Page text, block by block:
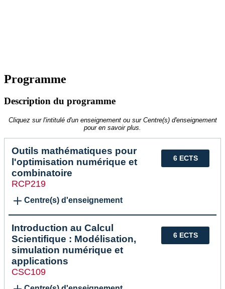
Programme
Description du programme
Cliquez sur l'intitulé d'un enseignement ou sur Centre(s) d'enseignement
pour en savoir plus.
6 ECTS
Outils mathématiques pour
l'optimisation numérique et
combinatoire
RCP219
Centre(s) d'enseignement
6 ECTS
Introduction au Calcul
Scientifique : Modélisation,
simulation numérique et
applications
CSC109